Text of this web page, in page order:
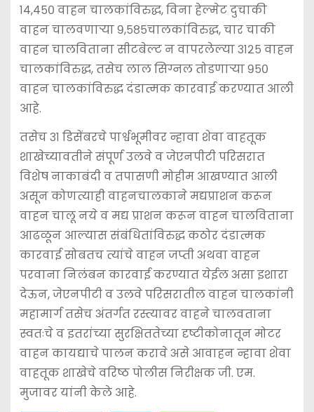
१४,४५० वाहन चालकांविरुद्ध, विना हेल्मेट दुचाकी
वाहन चालवणाऱ्या ९,५८५चालकांविरुद्ध, चार चाकी
वाहन चालविताना सीटबेल्ट न वापरलेल्या ३१२५ वाहन
चालकांविरुद्ध, तसेच लाल सिग्नल तोडणाऱ्या ९५०
वाहन चालकांविरुद्ध दंडात्मक कारवाई करण्यात आली
आहे.
तसेच ३१ डिसेंबरचे पार्श्वभूमीवर न्हावा शेवा वाहतूक
शाखेच्यावतीने संपूर्ण उलवे व जेएनपीटी परिसरात
विशेष नाकाबंदी व तपासणी मोहीम आखण्यात आली
असून कोणत्याही वाहनचालकाने मद्यप्राशन करून
वाहन चालू नये व मद्य प्राशन करून वाहन चालविताना
आढळून आल्यास संबंधितांविरुद्ध कठोर दंडात्मक
कारवाई सोबतच त्यांचे वाहन जप्ती अथवा वाहन
परवाना निलंबन कारवाई करण्यात येईल असा इशारा
देऊन, जेएनपीटी व उलवे परिसरातील वाहन चालकांनी
महामार्ग तसेच अंतर्गत रस्त्यावर वाहने चालवताना
स्वतःचे व इतरांच्या सुरक्षिततेच्या दृष्टीकोनातून मोटर
वाहन कायद्याचे पालन करावे असे आवाहन न्हावा शेवा
वाहतूक शाखेचे वरिष्ठ पोलीस निरीक्षक जी. एम.
मुजावर यांनी केले आहे.